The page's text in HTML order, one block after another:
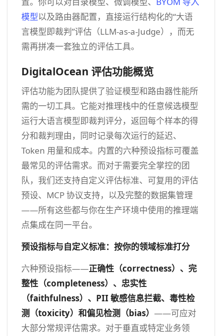
模型以及路由器配置，直接运行结构化的“大语
言模型即裁判”评估（LLM-as-a-Judge），而无
需再拼凑一套独立的评估工具。
DigitalOcean 评估功能概览
评估功能为团队提供了验证模型和路由器性能所
需的一切工具。它能对推理栈中的任意候选模型
运行大语言模型即裁判评分，返回每个样本的得
分和裁判理由，同时记录每次运行的延迟、
Token 用量和成本。内置的六种预设指标可覆盖
最常见的评估需求。而对于需要完全掌控的团
队，我们还支持自定义评估标准、可复用的评估
预设、MCP 协议支持，以及完整的数据集管理
——所有这些都与你在生产环境中使用的推理端
点集成在同一平台。
预设指标与自定义标准：按你的领域标准打分
六种预设指标——正确性（correctness）、完
整性（completeness）、忠实性
（faithfulness）、PII 敏感信息拦截、毒性检
测（toxicity）和偏见检测（bias） ——可应对
大部分常规评估需求。对于垂直或特定业务领